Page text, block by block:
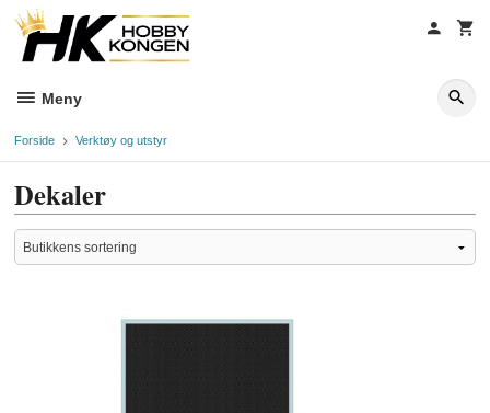
innholdet
Meny
Forside Verktøy og utstyr
Dekaler